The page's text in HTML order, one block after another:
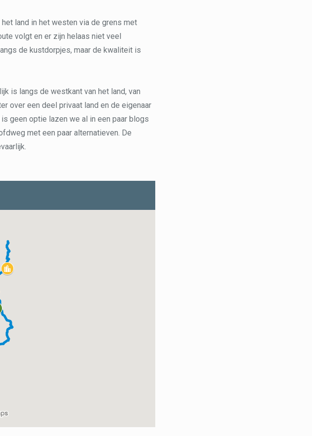
land in het westen via de grens met
volgt en er zijn helaas niet veel
de kustdorpjes, maar de kwaliteit is
is langs de westkant van het land, van
over een deel privaat land en de eigenaar
geen optie lazen we al in een paar blogs
met een paar alternatieven. De